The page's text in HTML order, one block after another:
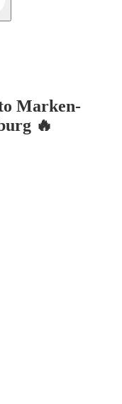
Marken-
🔥